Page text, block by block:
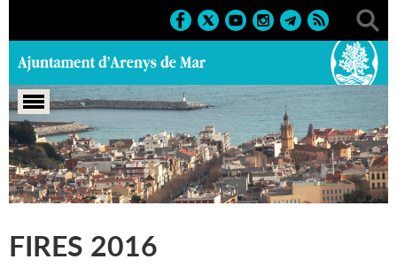
Portada > Marcs > 2016 > Culturals > Fires 2016
FIRES 2016